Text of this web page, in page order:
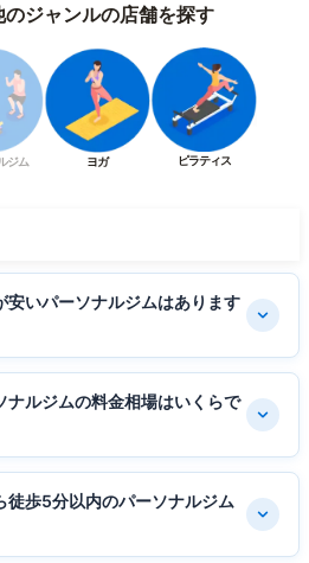
ジャンルの店舗を探す
ジム ヨガ ピラティス
安いパーソナルジムはあります
ナルジムの料金相場はいくらで
徒歩5分以内のパーソナルジム